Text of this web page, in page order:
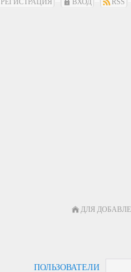
РЕГИСТРАЦИЯ ВХОД RSS
ДЛЯ
ПОЛЬЗОВАТЕЛИ